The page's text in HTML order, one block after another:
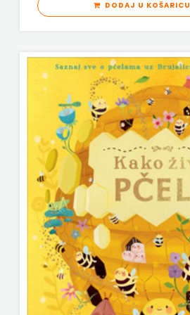
KONCEPT
KONCEPT
IZDAVAŠTVO
KRŠĆANSKA
SADAŠNJOST
KYRIOS
LIJEPA
RIJEČ
LUMEN
MATICA
POETIKA
POPULUS
PROFIL
PULS
RADIOTELEVIZIJA HERCEG-BOSNE
ROCKMARK
SALESIANA
SANDORF
Scriptura media j.d.o.o.
DODAJ U KOŠARICU